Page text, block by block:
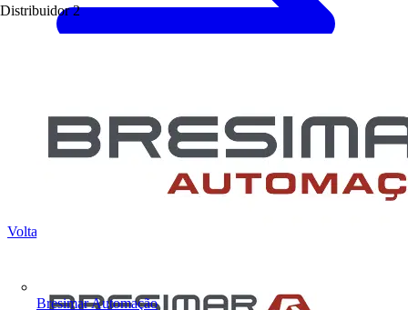
Distribuidor 2
Bresimar Automação
Voltar para Notícias